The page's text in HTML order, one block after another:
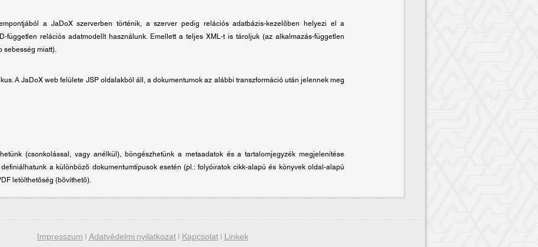
a JaDoX szerverben történik, a szerver pedig relációs adatbázis-kezelõben helyezi el a
független relációs adatmodellt használunk. Emellett a teljes XML-t is tároljuk (az alkalmazás-független
sebesség miatt).
A JaDoX web felülete JSP oldalakból áll, a dokumentumok az alábbi transzformáció után jelennek meg
(csonkolással, vagy anélkül), böngészhetünk a metaadatok és a tartalomjegyzék megjelenítése
a különbözõ dokumentumtípusok esetén (pl.: folyóiratok cikk-alapú és könyvek oldal-alapú
letölthetõség (bõvíthetõ).
Impresszum|Adatvédelmi nyilatkozat|Kapcsolat|Linkek